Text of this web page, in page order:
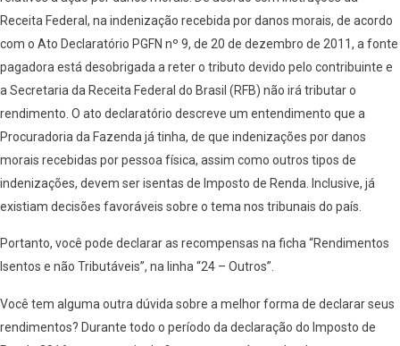
Receita Federal, na indenização recebida por danos morais, de acordo
com o Ato Declaratório PGFN nº 9, de 20 de dezembro de 2011, a fonte
pagadora está desobrigada a reter o tributo devido pelo contribuinte e
a Secretaria da Receita Federal do Brasil (RFB) não irá tributar o
rendimento. O ato declaratório descreve um entendimento que a
Procuradoria da Fazenda já tinha, de que indenizações por danos
morais recebidas por pessoa física, assim como outros tipos de
indenizações, devem ser isentas de Imposto de Renda. Inclusive, já
existiam decisões favoráveis sobre o tema nos tribunais do país.
Portanto, você pode declarar as recompensas na ficha “Rendimentos
Isentos e não Tributáveis”, na linha “24 – Outros”.
Você tem alguma outra dúvida sobre a melhor forma de declarar seus
rendimentos? Durante todo o período da declaração do Imposto de